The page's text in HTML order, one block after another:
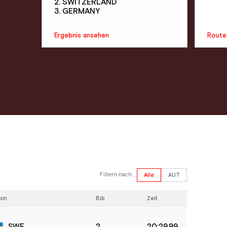
2. SWITZERLAND
3. GERMANY
Ergebnis ansehen
Filtern nach: Alle AUT
Bib Zeit